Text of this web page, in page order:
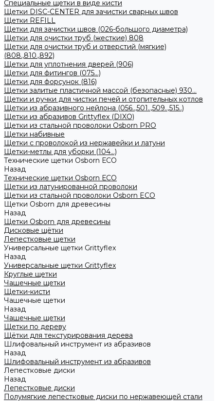
Специальные щетки в виде кисти
Щетки DISC-CENTER для зачистки сварных швов
Щетки REFILL
Щетки для зачистки швов (026-большого диаметра)
Щетки для очистки труб (жесткие) 808
Щетки для очистки труб и отверстий (мягкие)
(808.,810.,892)
Щетки для уплотнения дверей (906)
Щетки для фитингов (075...)
Щетки для форсунок (816)
Щетки залитые пластичной массой (безопасные) 930...
Щетки и ручки для чистки печей и отопительных котлов
Щетки из абразивного нейлона (056..,501..,509..,515..)
Щетки из абразивов Grittyflex (DIXO)
Щетки из стальной проволоки Osborn PRO
Щетки набивные
Щетки с проволокой из нержавейки и латуни
Щетки-метлы для уборки (104...)
Технические щетки Osborn ЕСО
Назад
Технические щетки Osborn ЕСО
Щетки из латунированной проволоки
Щетки из стальной проволоки Osborn ECO
Щетки Osborn для древесины
Назад
Щетки Osborn для древесины
Дисковые щётки
Лепестковые щетки
Универсальные щетки Grittyflex
Назад
Универсальные щетки Grittyflex
Круглые щетки
Чашечные щетки
Щетки-кисти
Чашечные щетки
Назад
Чашечные щетки
Щетки по дереву
Щётки для текстурирования дерева
Шлифовальный инструмент из абразивов
Назад
Шлифовальный инструмент из абразивов
Лепестковые диски
Назад
Лепестковые диски
Полумягкие лепестковые диски по нержавеющей стали